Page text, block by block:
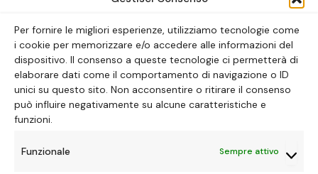
Per fornire le migliori esperienze, utilizziamo tecnologie come
i cookie per memorizzare e/o accedere alle informazioni del
dispositivo. Il consenso a queste tecnologie ci permetterà di
elaborare dati come il comportamento di navigazione o ID
unici su questo sito. Non acconsentire o ritirare il consenso
può influire negativamente su alcune caratteristiche e
funzioni.
Funzionale Sempre attivo
The Pitt: la serie tv da vedere ora
ALICE LAVORATTI 30 GENNAIO 2026